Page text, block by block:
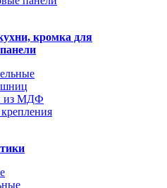
кромка для
из МДФ